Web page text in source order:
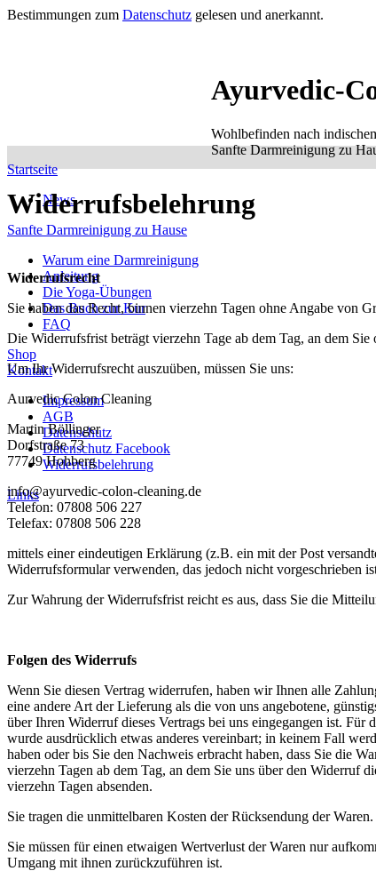
Bestimmungen zum Datenschutz gelesen und anerkannt.
Ayurvedic-
Wohlbefinden nach
Sanfte Darmreinigung zu
Startseite
News
Sanfte Darmreinigung zu Hause
Warum eine Darmreinigung
Anleitung
Die Yoga-Übungen
Das Buch zur Kur
FAQ
Shop
Kontakt
Impressum
AGB
Datenschutz
Datenschutz Facebook
Widerrufsbelehrung
Links
Widerrufsbelehrung
Widerrufsrecht
Sie haben das Recht, binnen vierzehn Tagen ohne Angabe von
Die Widerrufsfrist beträgt vierzehn Tage ab dem Tag, an dem
Um Ihr Widerrufsrecht auszuüben, müssen Sie uns:
Aurvedic Colon Cleaning
Martin Böllinger
Dorfstraße 73
77749 Hohberg
info@ayurvedic-colon-cleaning.de
Telefon: 07808 506 227
Telefax: 07808 506 228
mittels einer eindeutigen Erklärung (z.B. ein mit der Post
Widerrufsformular verwenden, das jedoch nicht vorgeschrieben
Zur Wahrung der Widerrufsfrist reicht es aus, dass Sie die
Folgen des Widerrufs
Wenn Sie diesen Vertrag widerrufen, haben wir Ihnen alle
eine andere Art der Lieferung als die von uns angebotene,
über Ihren Widerruf dieses Vertrags bei uns eingegangen ist.
wurde ausdrücklich etwas anderes vereinbart; in keinem Fall
haben oder bis Sie den Nachweis erbracht haben, dass Sie die
vierzehn Tagen ab dem Tag, an dem Sie uns über den Widerruf
vierzehn Tagen absenden.
Sie tragen die unmittelbaren Kosten der Rücksendung der Waren.
Sie müssen für einen etwaigen Wertverlust der Waren nur
Umgang mit ihnen zurückzuführen ist.